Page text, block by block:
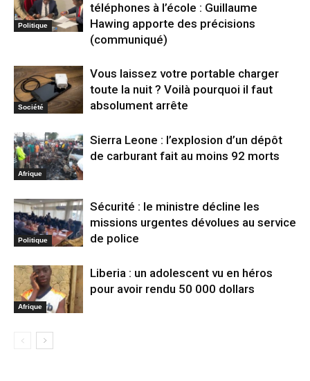
Politique
téléphones à l’école : Guillaume
Hawing apporte des précisions
(communiqué)
Société
Vous laissez votre portable charger
toute la nuit ? Voilà pourquoi il faut
absolument arrête
Afrique
Sierra Leone : l’explosion d’un dépôt
de carburant fait au moins 92 morts
Politique
Sécurité : le ministre décline les
missions urgentes dévolues au service
de police
Afrique
Liberia : un adolescent vu en héros
pour avoir rendu 50 000 dollars